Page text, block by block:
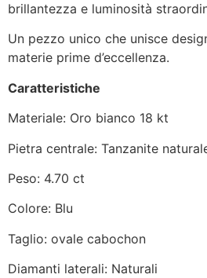
brillantezza e luminosità
Un pezzo unico che unisce
materie prime d’eccellenza.
Caratteristiche
Materiale: Oro bianco 18 kt
Pietra centrale: Tanzanite
Peso: 4.70 ct
Colore: Blu
Taglio: ovale cabochon
Diamanti laterali: Naturali